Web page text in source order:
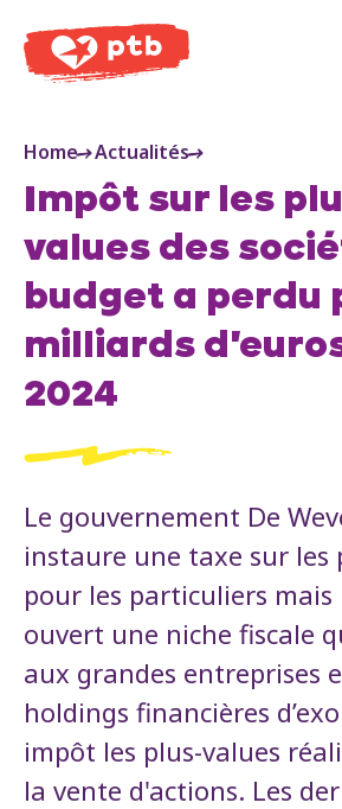
PTB
Home Actualités
Impôt sur les
values des
budget a perdu
milliards
2024
Le gouvernement De
instaure une taxe sur les
pour les particuliers mais
ouvert une niche fiscale
aux grandes entreprises
holdings financières
impôt les plus-values
la vente d'actions. Les